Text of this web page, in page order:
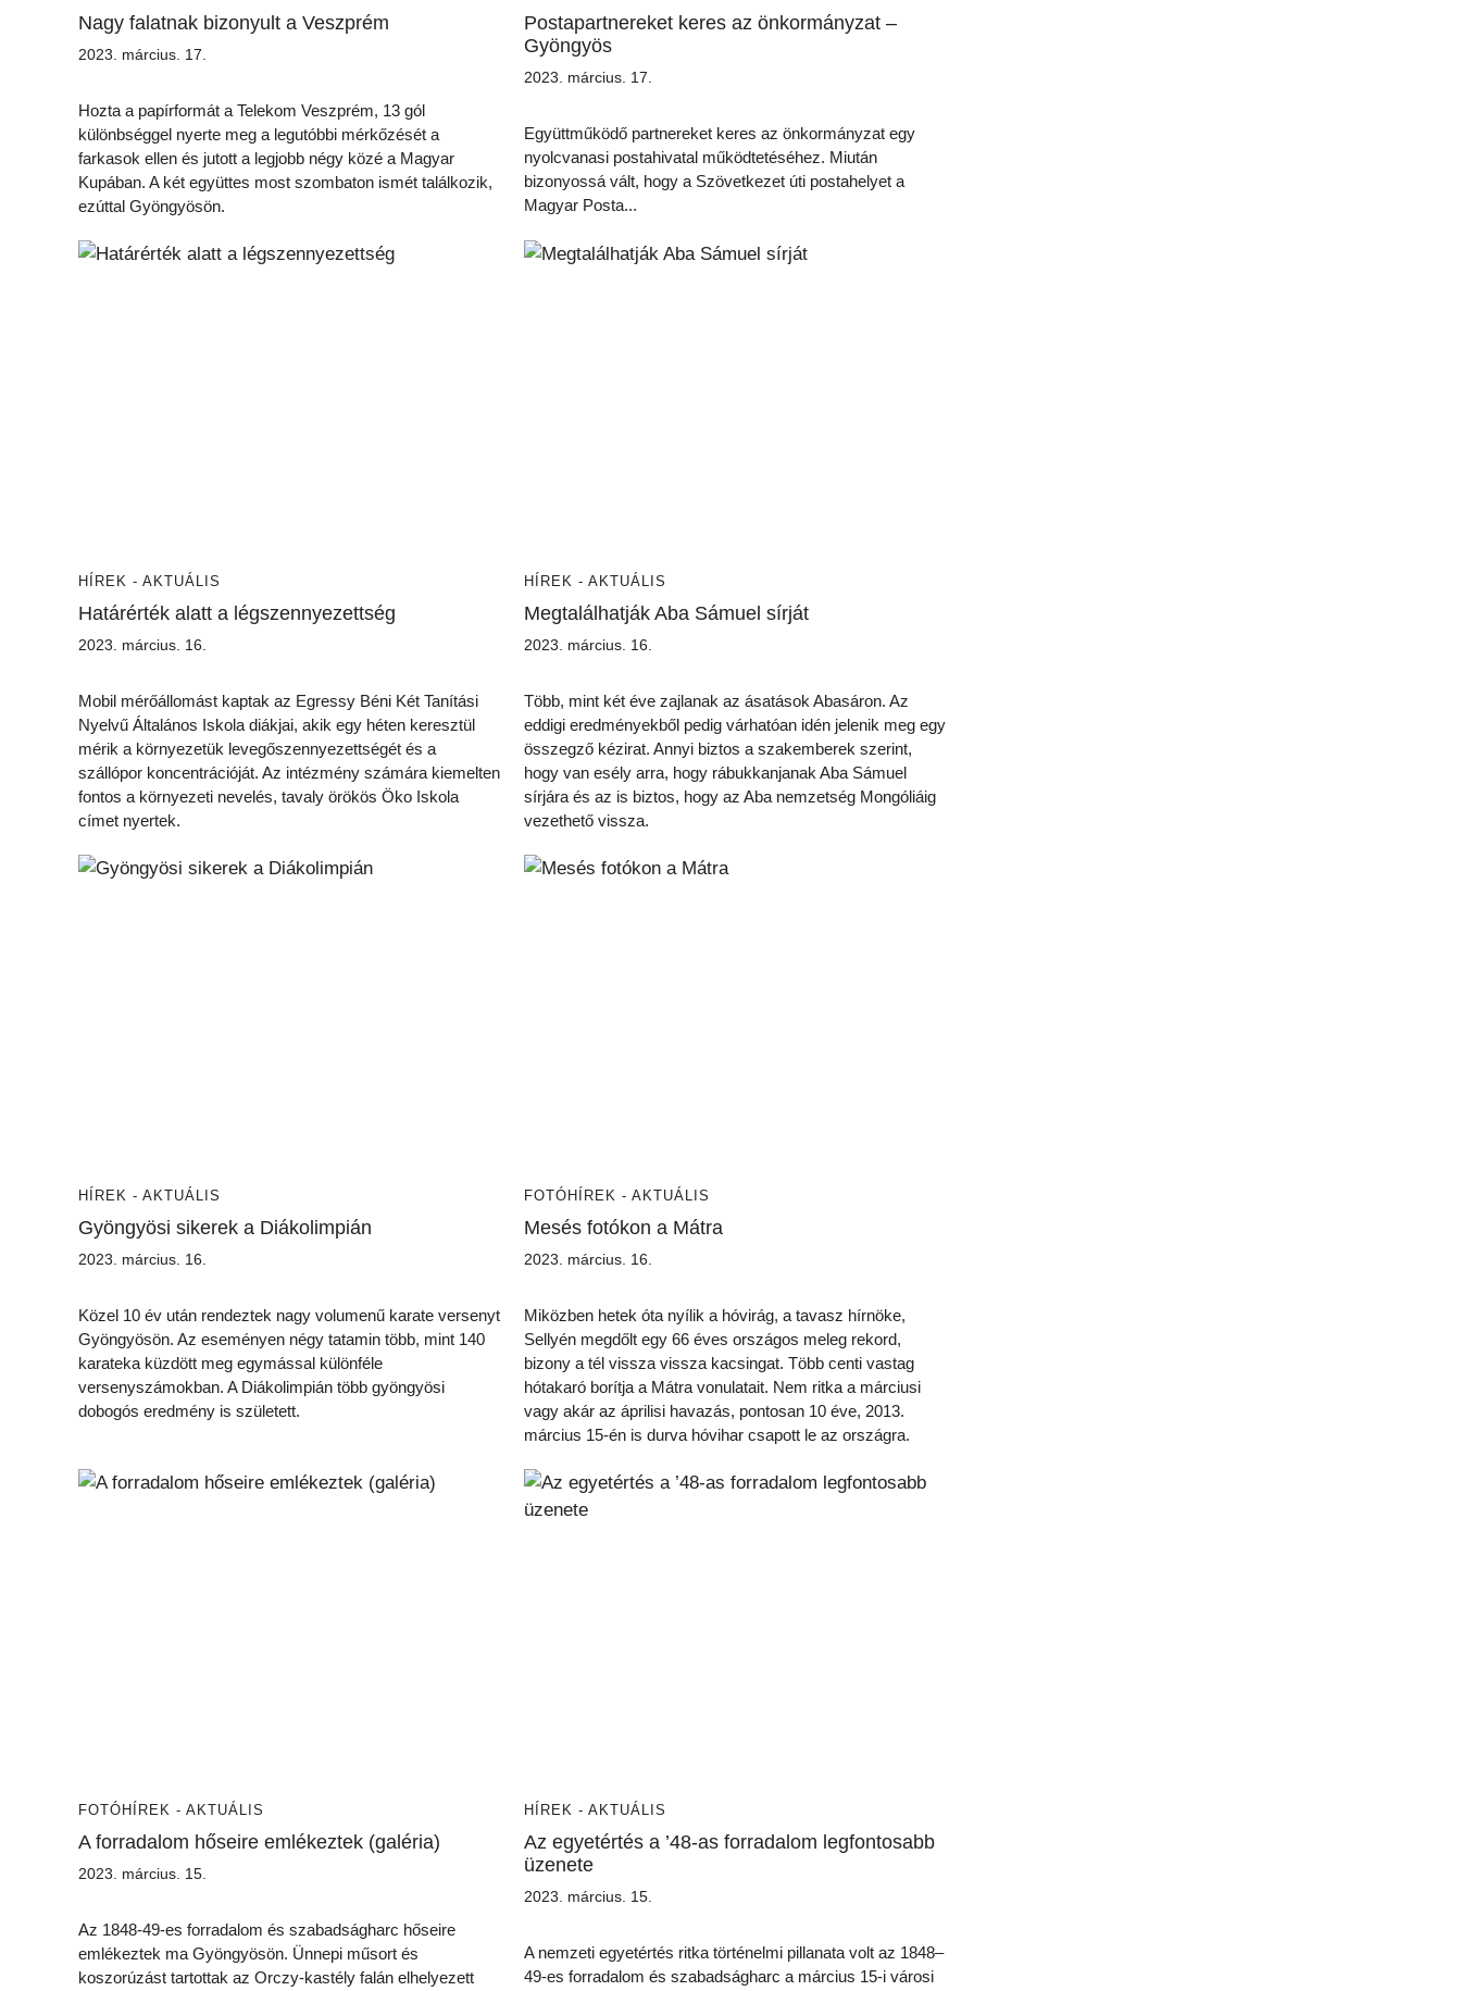
Nagy falatnak bizonyult a Veszprém
2023. március. 17.
Hozta a papírformát a Telekom Veszprém, 13 gól
különbséggel nyerte meg a legutóbbi mérkőzését a
farkasok ellen és jutott a legjobb négy közé a Magyar
Kupában. A két együttes most szombaton ismét találkozik,
ezúttal Gyöngyösön.
Postapartnereket keres az önkormányzat –
Gyöngyös
2023. március. 17.
Együttműködő partnereket keres az önkormányzat egy
nyolcvanasi postahivatal működtetéséhez. Miután
bizonyossá vált, hogy a Szövetkezet úti postahelyet a
Magyar Posta...
HÍREK - AKTUÁLIS
Határérték alatt a légszennyezettség
2023. március. 16.
Mobil mérőállomást kaptak az Egressy Béni Két Tanítási
Nyelvű Általános Iskola diákjai, akik egy héten keresztül
mérik a környezetük levegőszennyezettségét és a
szállópor koncentrációját. Az intézmény számára kiemelten
fontos a környezeti nevelés, tavaly örökös Öko Iskola
címet nyertek.
HÍREK - AKTUÁLIS
Megtalálhatják Aba Sámuel sírját
2023. március. 16.
Több, mint két éve zajlanak az ásatások Abasáron. Az
eddigi eredményekből pedig várhatóan idén jelenik meg egy
összegző kézirat. Annyi biztos a szakemberek szerint,
hogy van esély arra, hogy rábukkanjanak Aba Sámuel
sírjára és az is biztos, hogy az Aba nemzetség Mongóliáig
vezethető vissza.
HÍREK - AKTUÁLIS
Gyöngyösi sikerek a Diákolimpián
2023. március. 16.
Közel 10 év után rendeztek nagy volumenű karate versenyt
Gyöngyösön. Az eseményen négy tatamin több, mint 140
karateka küzdött meg egymással különféle
versenyszámokban. A Diákolimpián több gyöngyösi
dobogós eredmény is született.
FOTÓ HÍREK - AKTUÁLIS
Mesés fotókon a Mátra
2023. március. 16.
Miközben hetek óta nyílik a hóvirág, a tavasz hírnöke,
Sellyén megdőlt egy 66 éves országos meleg rekord,
bizony a tél vissza vissza kacsingat. Több centi vastag
hótakaró borítja a Mátra vonulatait. Nem ritka a márciusi
vagy akár az áprilisi havazás, pontosan 10 éve, 2013.
március 15-én is durva hóvihar csapott le az országra.
FOTÓ HÍREK - AKTUÁLIS
A forradalom hőseire emlékeztek (galéria)
2023. március. 15.
Az 1848-49-es forradalom és szabadságharc hőseire
emlékeztek ma Gyöngyösön. Ünnepi műsort és
koszorúzást tartottak az Orczy-kastély falán elhelyezett
HÍREK - AKTUÁLIS
Az egyetértés a ’48-as forradalom legfontosabb
üzenete
2023. március. 15.
A nemzeti egyetértés ritka történelmi pillanata volt az 1848–
49-es forradalom és szabadságharc a március 15-i városi